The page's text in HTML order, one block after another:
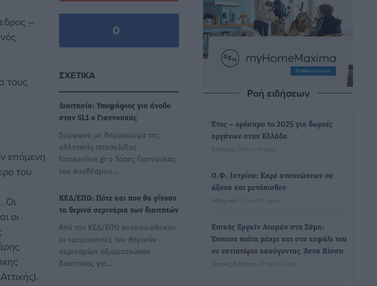
–
τους
επόμενη
του
Οι
οι
0
ΣΧΕΤΙΚΆ
Διαιτησία: Υποψήφιος για άνοδο
στην SL1 ο Γιαννουκάς
Σύμφωνα με δημοσίευμα της
αθλητικής ιστοσελίδας
forzaonline.gr ο Τάσος Γιαννουκάς
του συνδέσμου…
ΚΕΔ/ΕΠΟ: Πότε και που θα γίνουν
τα θερινά σεμινάρια των διαιτητών
Από την ΚΕΔ/ΕΠΟ ανακοινώθηκαν
οι ημερομηνίες των θερινών
σεμιναρίων αξιωματούχων
διαιτησίας για…
Ροή ειδήσεων
Έτος – ορόσημο το 2025 για δωρεές
οργάνων στην Ελλάδα
Ειδήσεις πριν 10 ώρες
Ο.Φ. Ιστρίου: Καρέ ανανεώσεων σε
άξονα και μετόπισθεν
Αθλητικά πριν 10 ώρες
Επικός Εργκίν Αταμάν στη Σύμη:
Έσπασε πιάτα μέχρι και στο κεφάλι του
σε εστιατόριο ακούγοντας Άννα Βίσση
Τοπικές Ειδήσεις πριν 11 ώρες